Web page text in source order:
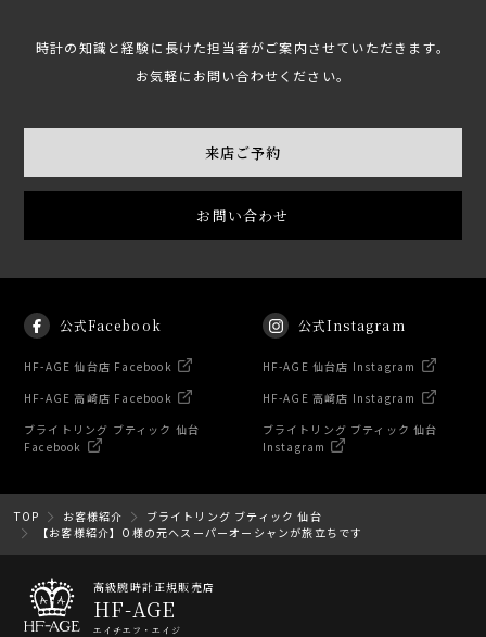
時計の知識と経験に長けた担当者がご案内させていただきます。
お気軽にお問い合わせください。
来店ご予約
お問い合わせ
公式Facebook
HF-AGE 仙台店 Facebook
HF-AGE 高崎店 Facebook
ブライトリング ブティック 仙台
Facebook
公式Instagram
HF-AGE 仙台店 Instagram
HF-AGE 高崎店 Instagram
ブライトリング ブティック 仙台
Instagram
TOP お客様紹介
ブライトリング ブティック 仙台
【お客様紹介】O様の元へスーパーオーシャンが旅立ちです
高級腕時計正規販売店
HF-AGE
エイチエフ・エイジ